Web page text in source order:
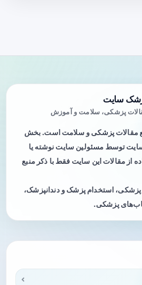
سایت
پزشکی، سلامت و آموزش
مقالات پزشکی و سلامت است. بخش
سایت توسط مسئولین سایت نوشته یا
از مقالات این سایت فقط با ذکر منبع
استخدام پزشک و دندانپزشک،